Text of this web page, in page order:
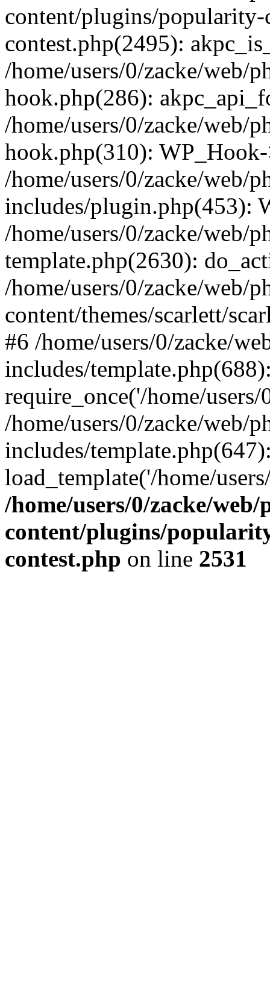
content/plugins/
contest.php(2495):
/home/users/0/zacke/web/
hook.php(286):
/home/users/0/zacke/web/
hook.php(310):
/home/users/0/zacke/web/
includes/plugin.php(453):
/home/users/0/zacke/web/
template.php(2630):
/home/users/0/zacke/web/
content/themes/scarlett/
#6 /home/users/0/zacke/
includes/
require_once('/home/
/home/users/0/zacke/web/
includes/
load_template('/home/
/home/users/0/zacke/
content/plugins/
contest.php on line 2531